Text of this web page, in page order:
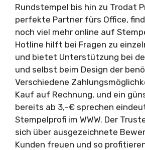
Rundstempel bis hin zu Trodat
perfekte Partner fürs Office,
noch viel mehr online auf
Hotline hilft bei Fragen zu
und bietet Unterstützung bei
und selbst beim Design der
Verschiedene
Kauf auf Rechnung, und ein
bereits ab 3,–€ sprechen
Stempelprofi im WWW. Der
sich über ausgezeichnete
Kunden freuen und so